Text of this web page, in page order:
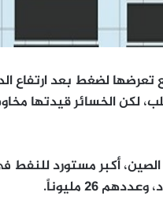
لضغط بعد ارتفاع
لكن الخسائر قيدتها
أكبر مستورد للنفط
26 مليوناً.